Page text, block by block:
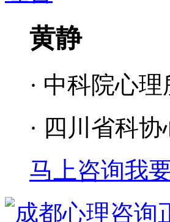
黄静
· 中科院心
· 四川省科
马上咨询我